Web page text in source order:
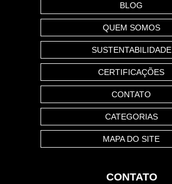
BLOG
QUEM SOMOS
SUSTENTABILIDADE
CERTIFICAÇÕES
CONTATO
CATEGORIAS
MAPA DO SITE
CONTATO